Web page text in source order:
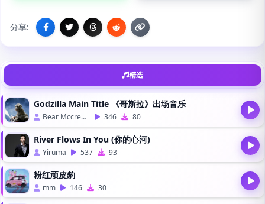
分享:
精选
Godzilla Main Title 《哥斯拉》出场音乐
Bear Mccreary 346 80
River Flows In You (你的心河)
Yiruma 537 93
粉红顽皮豹
mm 146 30